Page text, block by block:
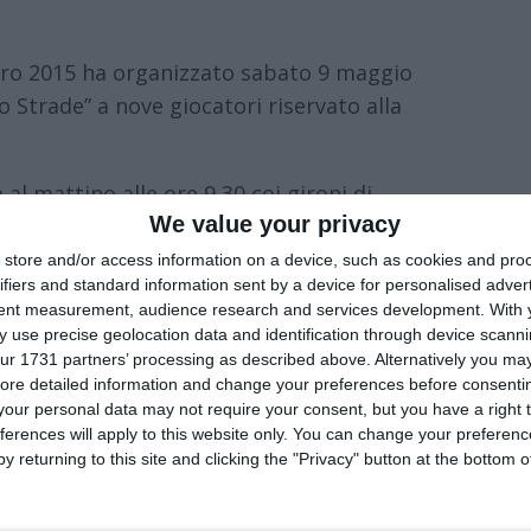
We value your privacy
store and/or access information on a device, such as cookies and
and standard information sent by a device for personalised
measurement, audience research and services development. With
use precise geolocation data and identification through device
1731 partners’ processing as described above. Alternatively you
detailed information and change your preferences before
personal data may not require your consent, but you have a right
will apply to this website only. You can change your
returning to this site and clicking the "Privacy" button at the bottom
2015 ha organizzato sabato 9 maggio
Strade” a nove giocatori riservato alla
al mattino alle ore 9,30 coi gironi di
20,00 con le premiazioni degli atleti
un bar punto ristoro alle spalle
sarà a disposizione come stand
ospiti, addetti ai lavori e appassionati
rossoblù, Andrea Tralli, ha suddiviso le
e C da quattro formazioni con